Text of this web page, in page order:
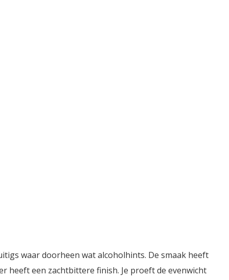
waar doorheen wat alcoholhints. De smaak heeft
heeft een zachtbittere finish. Je proeft de evenwicht